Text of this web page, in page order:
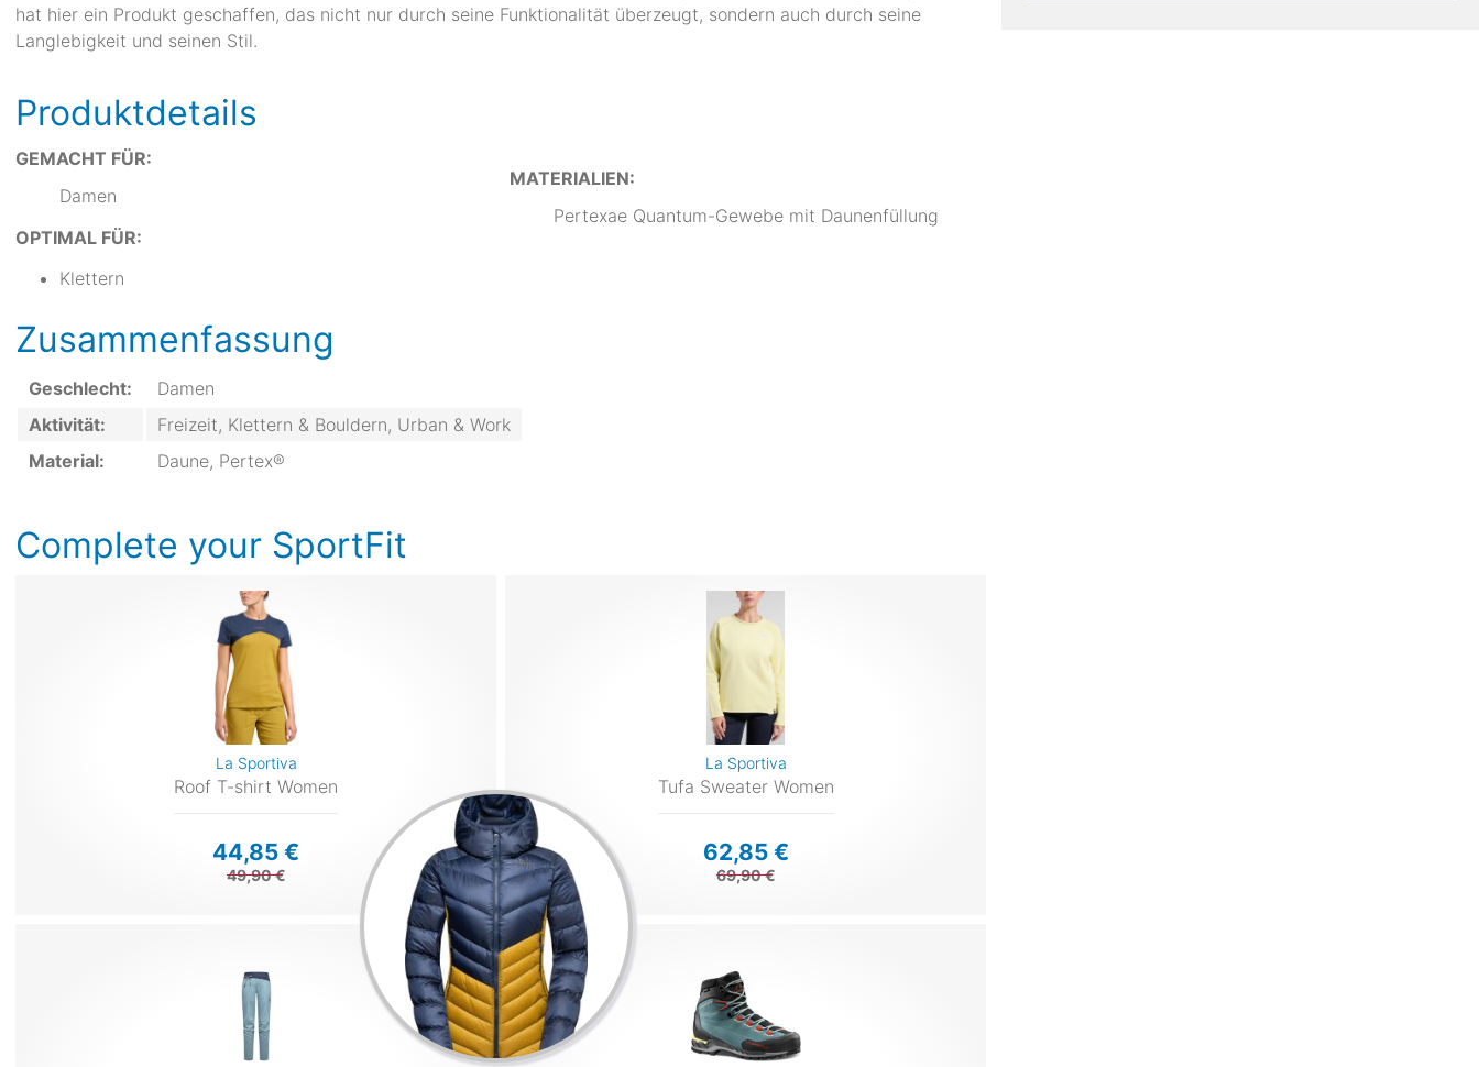
hat hier ein Produkt geschaffen, das nicht nur durch seine Funktionalität überzeugt, sondern auch durch seine
Langlebigkeit und seinen Stil.
Produktdetails
GEMACHT FÜR:
Damen
OPTIMAL FÜR:
Klettern
MATERIALIEN:
Pertexae Quantum-Gewebe mit Daunenfüllung
Zusammenfassung
Geschlecht:
Damen
Aktivität:
Freizeit, Klettern & Bouldern, Urban & Work
Material:
Daune, Pertex®
Complete your SportFit
La Sportiva
Roof T-shirt Women
44,85 €
49,90 €
La Sportiva
Tufa Sweater Women
62,85 €
69,90 €